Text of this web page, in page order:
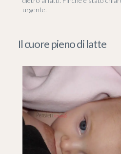
urgente.
Il cuore pieno di latte